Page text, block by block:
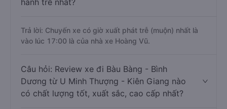
hành trễ nhất?
Trả lời: Chuyến xe có giờ xuất phát trễ (muộn) nhất là
vào lúc 17:00 là của nhà xe Hoàng Vũ.
Câu hỏi: Review xe đi Bàu Bàng - Bình
Dương từ U Minh Thượng - Kiên Giang nào
có chất lượng tốt, xuất sắc, cao cấp nhất?